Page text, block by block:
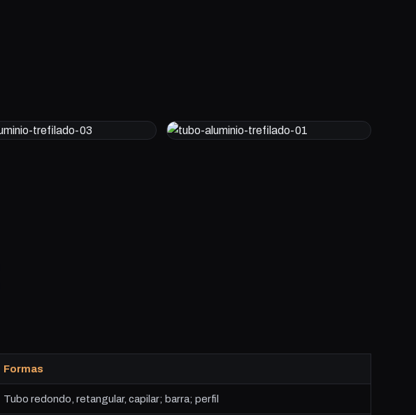
Formas
Tubo redondo, retangular, capilar; barra; perfil